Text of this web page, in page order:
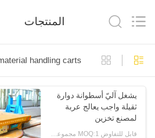
مسكن
منتجات
معلومات
Mechanical
Rights
المنتجات
handling carts
يشغل آليّ أسطوانة دوارة
ثقيلة واجب يعالج عربة
لمصنع تخزين
قابل للتفاوض MOQ:1 مجموعة/مجموعة